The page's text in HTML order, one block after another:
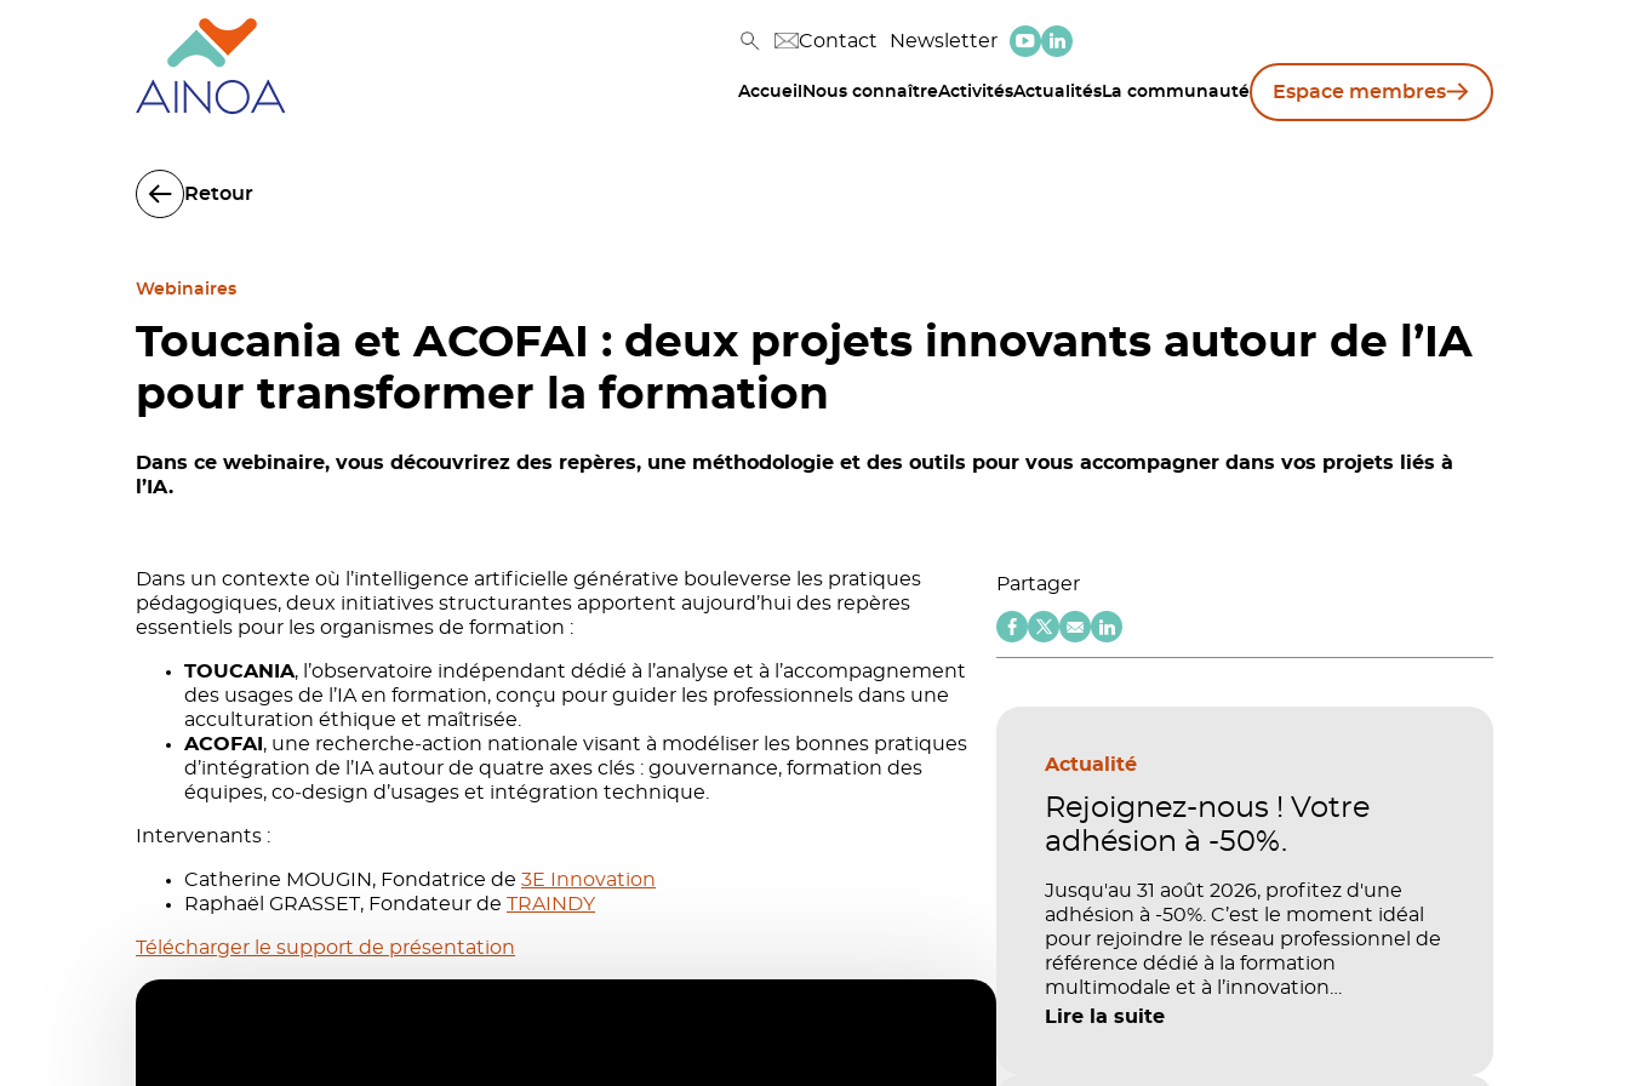
Contact Newsletter
Accueil Nous connaîtreActivitésActualités La communauté Espace membres
Retour
Webinaires
Toucania et ACOFAI : deux projets innovants autour de l’IA
pour transformer la formation
Dans ce webinaire, vous découvrirez des repères, une méthodologie et des outils pour vous accompagner dans vos projets liés à
l’IA.
Dans un contexte où l’intelligence artificielle générative bouleverse les pratiques
pédagogiques, deux initiatives structurantes apportent aujourd’hui des repères
essentiels pour les organismes de formation :
TOUCANIA, l’observatoire indépendant dédié à l’analyse et à l’accompagnement
des usages de l’IA en formation, conçu pour guider les professionnels dans une
acculturation éthique et maîtrisée.
ACOFAI , une recherche‑action nationale visant à modéliser les bonnes pratiques
d’intégration de l’IA autour de quatre axes clés : gouvernance, formation des
équipes, co‑design d’usages et intégration technique.
Intervenants :
Catherine MOUGIN, Fondatrice de 3E Innovation
Raphaël GRASSET, Fondateur de TRAINDY
Télécharger le support de présentation
Partager
Actualité
Rejoignez-nous ! Votre
adhésion à -50%.
Jusqu'au 31 août 2026, profitez d'une
adhésion à -50%. C’est le moment idéal
pour rejoindre le réseau professionnel de
référence dédié à la formation
multimodale et à l’innovation
pédagogique.
Lire la suite